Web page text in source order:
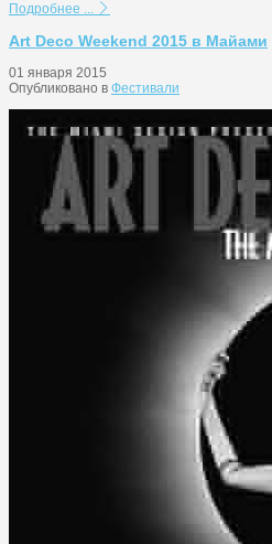
Подробнее ...
Art Deco Weekend 2015 в Майами
01 января 2015
Опубликовано в Фестивали